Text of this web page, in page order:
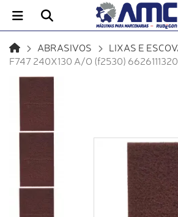
ABRASIVOS LIXAS E
F747 240X130 A/O (f2530)